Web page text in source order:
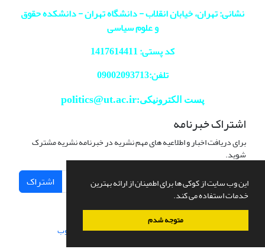
این وب سایت از کوکی ها برای اطمینان از ارائه بهترین
خدمات استفاده می کند.
متوجه شدم
نشانی: تهران، خیابان انقلاب - دانشگاه تهران - دانشکده حقوق
و علوم سیاسی
کد پستی: 1417614411
تلفن:09002093713
پست الکترونیکی:politics@ut.ac.ir
اشتراک خبرنامه
برای دریافت اخبار و اطلاعیه های مهم نشریه در خبرنامه نشریه مشترک
شوید.
اشتراک
سامانه مدیریت نشریات علمی.طراحی و پیاده سازی از سیناوب